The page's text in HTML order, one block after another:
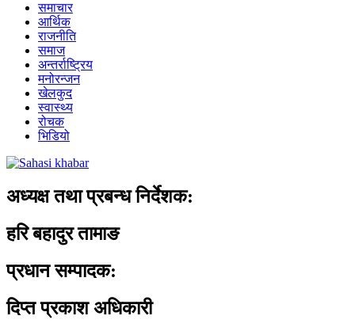
समाचार
आर्थिक
राजनीति
समाज
अन्तर्राष्ट्रिय
मनोरन्जन
खेलकुद
स्वास्थ्य
रोचक
भिडियो
अध्यक्ष तथा प्रबन्ध निर्देशक:
हरि बहादुर तामाङ
प्रधान सम्पादक:
दिप्त प्रकाश अधिकारी